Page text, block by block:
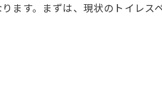
す。まずは、現状のトイレス